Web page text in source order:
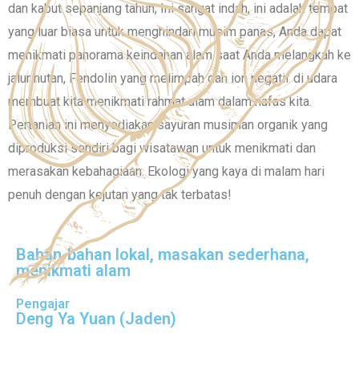
dan kabut sepanjang tahun, Ini sangat indah, ini adalah tempat
yang luar biasa untuk menghindari musim panas, Anda dapat
menikmati panorama keindahan alam saat Anda melangkah ke
jalur hutan, Fendolin yang melimpah dan ion negatif di udara
membuat kita menikmati rahmat alam dalam nafas kita.
Pertanian ini menyediakan sayuran musiman organik yang
diproduksi sendiri bagi wisatawan untuk menikmati dan
merasakan kebahagiaan. Ekologi yang kaya di malam hari
penuh dengan kejutan yang tak terbatas!
Bahan-bahan lokal, masakan sederhana,
menikmati alam
Pengajar
Deng Ya Yuan (Jaden)